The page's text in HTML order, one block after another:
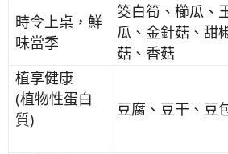
時令上桌，鮮
味當季
筊白筍、櫛瓜、
瓜、金針菇、甜
菇、香菇
植享健康
(植物性蛋白
質)
豆腐、豆干、豆